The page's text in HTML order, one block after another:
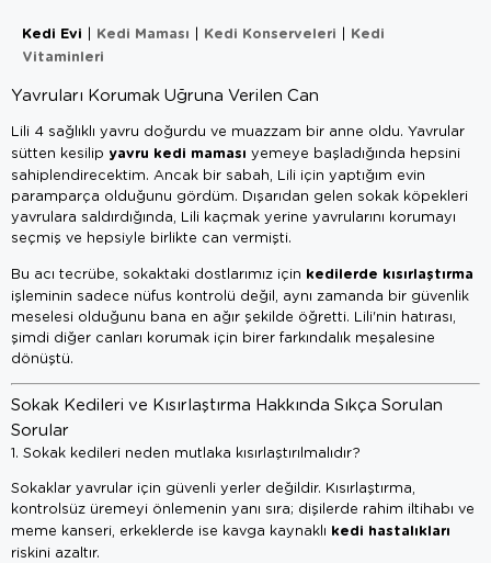
Kedi Evi | Kedi Maması | Kedi Konserveleri | Kedi
Vitaminleri
Yavruları Korumak Uğruna Verilen Can
Lili 4 sağlıklı yavru doğurdu ve muazzam bir anne oldu. Yavrular
sütten kesilip yavru kedi maması yemeye başladığında hepsini
sahiplendirecektim. Ancak bir sabah, Lili için yaptığım evin
paramparça olduğunu gördüm. Dışarıdan gelen sokak köpekleri
yavrulara saldırdığında, Lili kaçmak yerine yavrularını korumayı
seçmiş ve hepsiyle birlikte can vermişti.
Bu acı tecrübe, sokaktaki dostlarımız için kedilerde kısırlaştırma
işleminin sadece nüfus kontrolü değil, aynı zamanda bir güvenlik
meselesi olduğunu bana en ağır şekilde öğretti. Lili'nin hatırası,
şimdi diğer canları korumak için birer farkındalık meşalesine
dönüştü.
Sokak Kedileri ve Kısırlaştırma Hakkında Sıkça Sorulan
Sorular
1. Sokak kedileri neden mutlaka kısırlaştırılmalıdır?
Sokaklar yavrular için güvenli yerler değildir. Kısırlaştırma,
kontrolsüz üremeyi önlemenin yanı sıra; dişilerde rahim iltihabı ve
meme kanseri, erkeklerde ise kavga kaynaklı kedi hastalıkları
riskini azaltır.